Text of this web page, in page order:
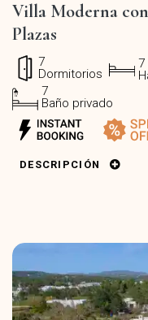
Villa Moderna
Plazas
7
Dormitorios
7
7
Baño privado
DESCRIPCIÓN